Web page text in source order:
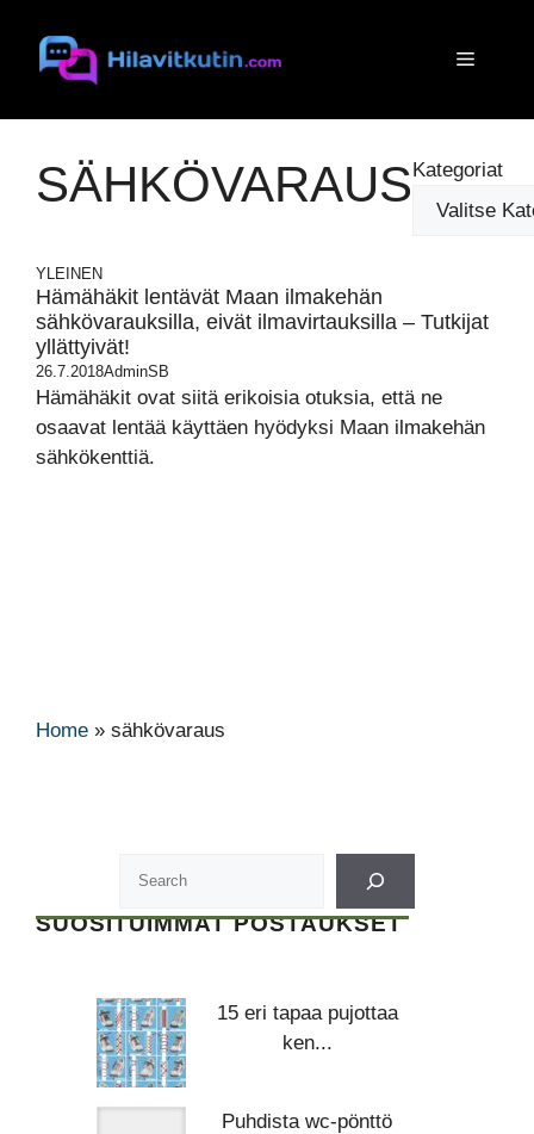
sisältöön
Valikko
SÄHKÖVARAUSKategoriat
YLEINEN
Hämähäkit lentävät Maan ilmakehän
sähkövarauksilla, eivät ilmavirtauksilla – Tutkijat
yllättyivät!
26.7.2018AdminSB
Hämähäkit ovat siitä erikoisia otuksia, että ne
osaavat lentää käyttäen hyödyksi Maan ilmakehän
sähkökenttiä.
Home » sähkövaraus
SUOSITUIMMAT POSTAUKSET
15 eri tapaa pujottaa
ken...
Puhdista wc-pönttö